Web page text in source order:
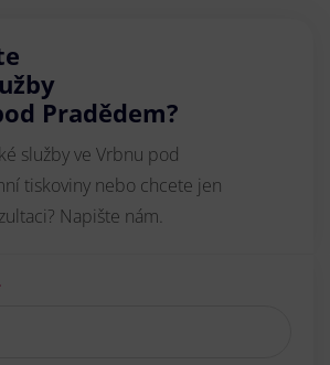
Pradědem?
služby ve Vrbnu pod
tiskoviny nebo chcete jen
Napište nám.